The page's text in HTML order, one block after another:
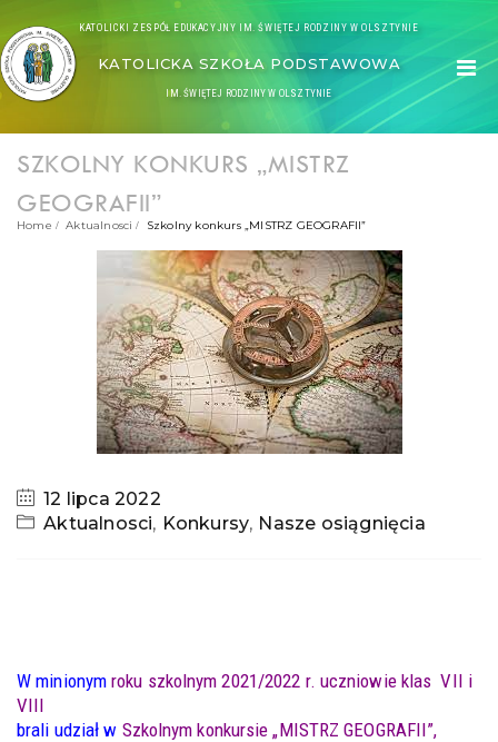
KATOLICKI ZESPÓŁ EDUKACYJNY IM. ŚWIĘTEJ RODZINY W OLSZTYNIE
KATOLICKA SZKOŁA PODSTAWOWA
IM. ŚWIĘTEJ RODZINY W OLSZTYNIE
SZKOLNY KONKURS „MISTRZ
GEOGRAFII”
Home Aktualnosci Szkolny konkurs „MISTRZ GEOGRAFII”
12 lipca 2022
Aktualnosci, Konkursy, Nasze osiągnięcia
W minionym roku szkolnym 2021/2022 r. uczniowie klas VII i
VIII
brali udział w Szkolnym konkursie „MISTRZGEOGRAFII”,